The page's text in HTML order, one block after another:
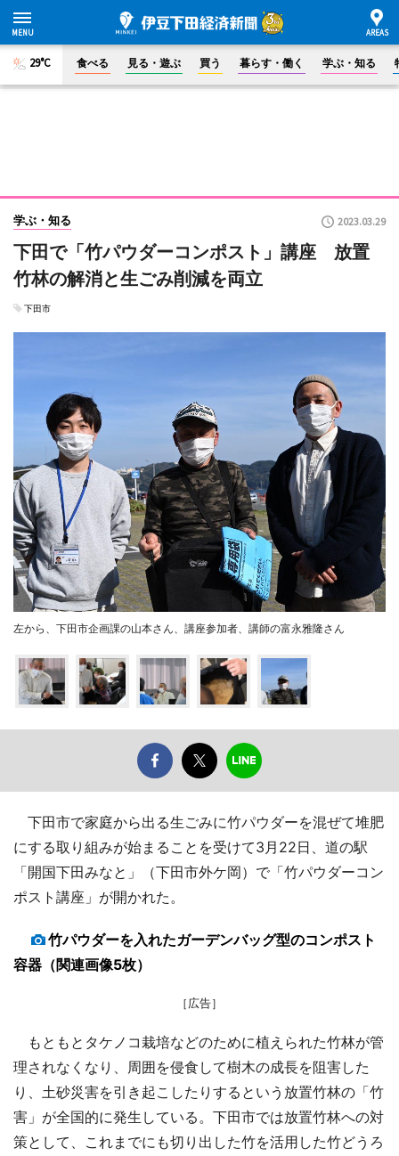
29°C 食べる 見る・遊ぶ 買う 暮らす・働く 学ぶ・知る
学ぶ・知る 2023.03.29
下田で「竹パウダーコンポスト」講座 放置
竹林の解消と生ごみ削減を両立
下田市
左から、下田市企画課の山本さん、講座参加者、講師の富永雅隆さん
下田市で家庭から出る生ごみに竹パウダーを混ぜて堆肥
にする取り組みが始まることを受けて3月22日、道の駅
「開国下田みなと」（下田市外ケ岡）で「竹パウダーコン
ポスト講座」が開かれた。
竹パウダーを入れたガーデンバッグ型のコンポスト
容器（関連画像5枚）
［広告］
もともとタケノコ栽培などのために植えられた竹林が管
理されなくなり、周囲を侵食して樹木の成長を阻害した
り、土砂災害を引き起こしたりするという放置竹林の「竹
害」が全国的に発生している。下田市では放置竹林への対
策として、これまでにも切り出した竹を活用した竹どうろ